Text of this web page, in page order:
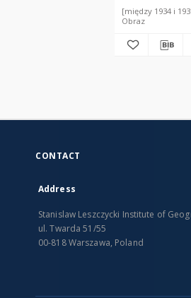
[między 1934 i
Obraz
CONTACT
Address
Stanislaw Leszczycki Institute of
ul. Twarda 51/55
00-818 Warszawa, Poland